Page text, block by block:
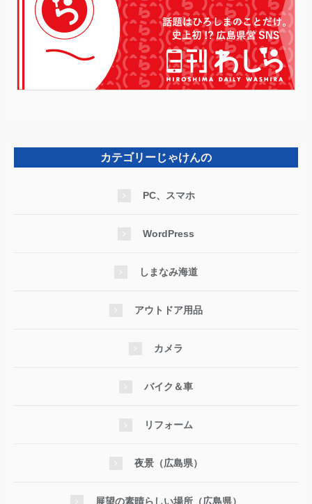
カテゴリーじゃけんの
PC、スマホ
WordPress
しまなみ海道
アウトドア用品
カメラ
バイク＆車
リフォーム
夜景（広島県）
展望の素晴らしい場所（広島県）